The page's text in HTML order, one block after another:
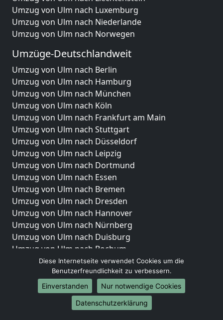
Umzug von Ulm nach Luxemburg
Umzug von Ulm nach Niederlande
Umzug von Ulm nach Norwegen
Umzüge-Deutschlandweit
Umzug von Ulm nach Berlin
Umzug von Ulm nach Hamburg
Umzug von Ulm nach München
Umzug von Ulm nach Köln
Umzug von Ulm nach Frankfurt am Main
Umzug von Ulm nach Stuttgart
Umzug von Ulm nach Düsseldorf
Umzug von Ulm nach Leipzig
Umzug von Ulm nach Dortmund
Umzug von Ulm nach Essen
Umzug von Ulm nach Bremen
Umzug von Ulm nach Dresden
Umzug von Ulm nach Hannover
Umzug von Ulm nach Nürnberg
Umzug von Ulm nach Duisburg
Umzug von Ulm nach Bochum
Umzug von Ulm nach Wuppertal
Umzug von Ulm nach Bielefeld
Umzug von Ulm nach Bonn
Umzug von Ulm nach Münster
Diese Internetseite verwendet Cookies um die
Benutzerfreundlichkeit zu verbessern.
Einverstanden
Nur notwendige Cookies
Datenschutzerklärung